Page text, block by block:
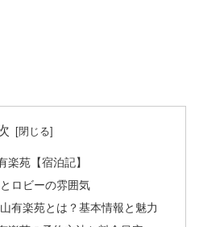
楽苑【宿泊記】
ロビーの雰囲気
有楽苑とは？基本情報と魅力